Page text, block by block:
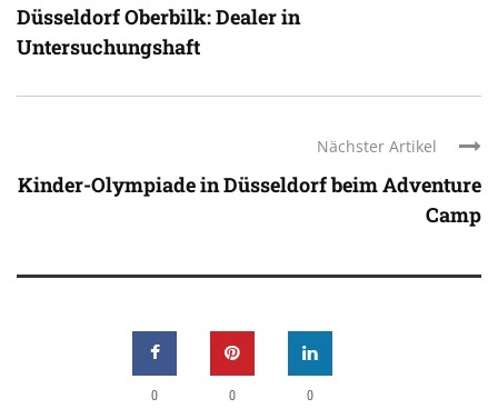
Düsseldorf Oberbilk: Dealer in
Untersuchungshaft
Nächster Artikel
Kinder-Olympiade in Düsseldorf beim Adventure
Camp
0 0 0